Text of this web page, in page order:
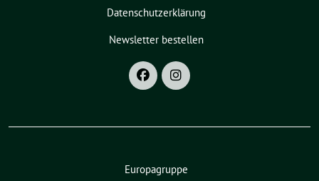
Datenschutzerklärung
Newsletter bestellen
Europagruppe